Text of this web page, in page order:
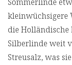
kleinwüchsigere
die Holländische
Silberlinde weit
Streusalz, was